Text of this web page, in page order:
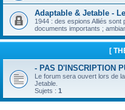
Adaptable & Jetable -
1944 : des espions Alliés
documents importants ;
[
- PAS D'INSCRIPTION
Le forum sera ouvert lors de
Jetable.
Sujets : 1